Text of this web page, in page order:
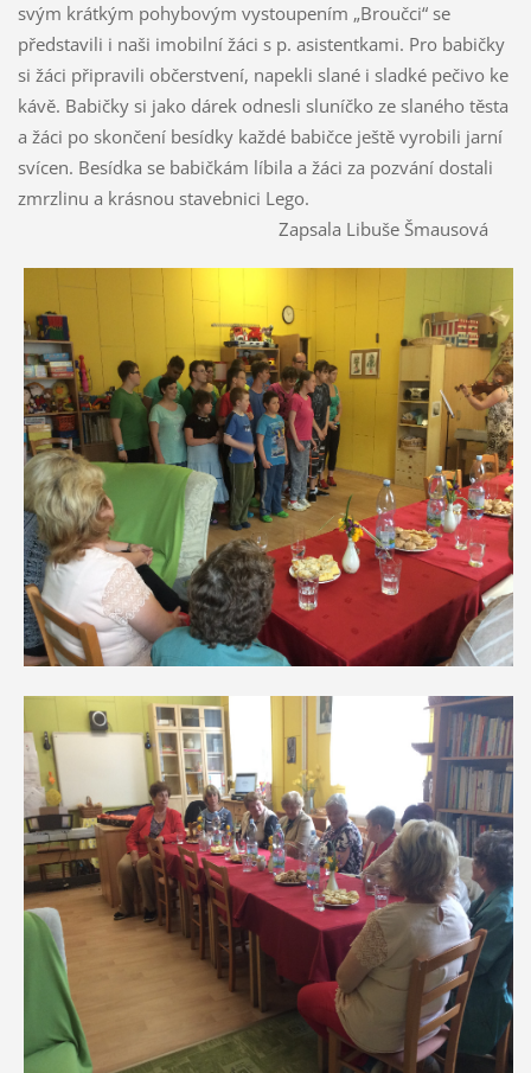
svým krátkým pohybovým vystoupením „Broučci“ se
představili i naši imobilní žáci s p. asistentkami. Pro babičky
si žáci připravili občerstvení, napekli slané i sladké pečivo ke
kávě. Babičky si jako dárek odnesli sluníčko ze slaného těsta
a žáci po skončení besídky každé babičce ještě vyrobili jarní
svícen. Besídka se babičkám líbila a žáci za pozvání dostali
zmrzlinu a krásnou stavebnici Lego.
Zapsala Libuše Šmausová